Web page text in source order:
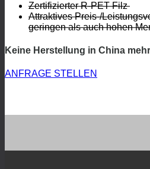
Zertifizierter R-PET Filz
Attraktives Preis-/
geringen als auch hohen
Keine Herstellung in China
ANFRAGE STELLEN